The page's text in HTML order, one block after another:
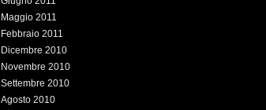
Maggio 2011
Febbraio 2011
Dicembre 2010
Novembre 2010
Settembre 2010
Agosto 2010